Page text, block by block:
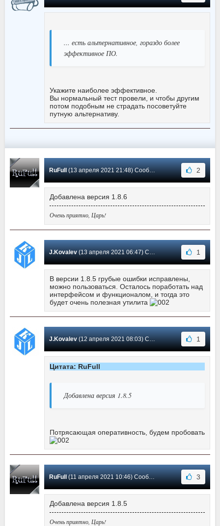
... есть альтернативное, гораздо более
эффективное ПО.
Укажите наиболее эффективное.
Вы нормальный тест провели, и чтобы другим
потом подобным не страдать посоветуйте
путную альтернативу.
RuFull(13 апреля 2021 21:48) Сообщение #14 2
Добавлена версия 1.8.6
Очень приятно, Царь!
J.Kovalev(13 апреля 2021 06:47) Сообщение #13 1
В версии 1.8.5 грубые ошибки исправлены,
можно пользоваться. Осталось поработать над
интерфейсом и функционалом, и тогда это
будет очень полезная утилита
J.Kovalev(12 апреля 2021 08:03) Сообщение #12 1
Цитата: RuFull
Добавлена версия 1.8.5
Потрясающая оперативность, будем пробовать
RuFull(11 апреля 2021 10:46) Сообщение #11 3
Добавлена версия 1.8.5
Очень приятно, Царь!